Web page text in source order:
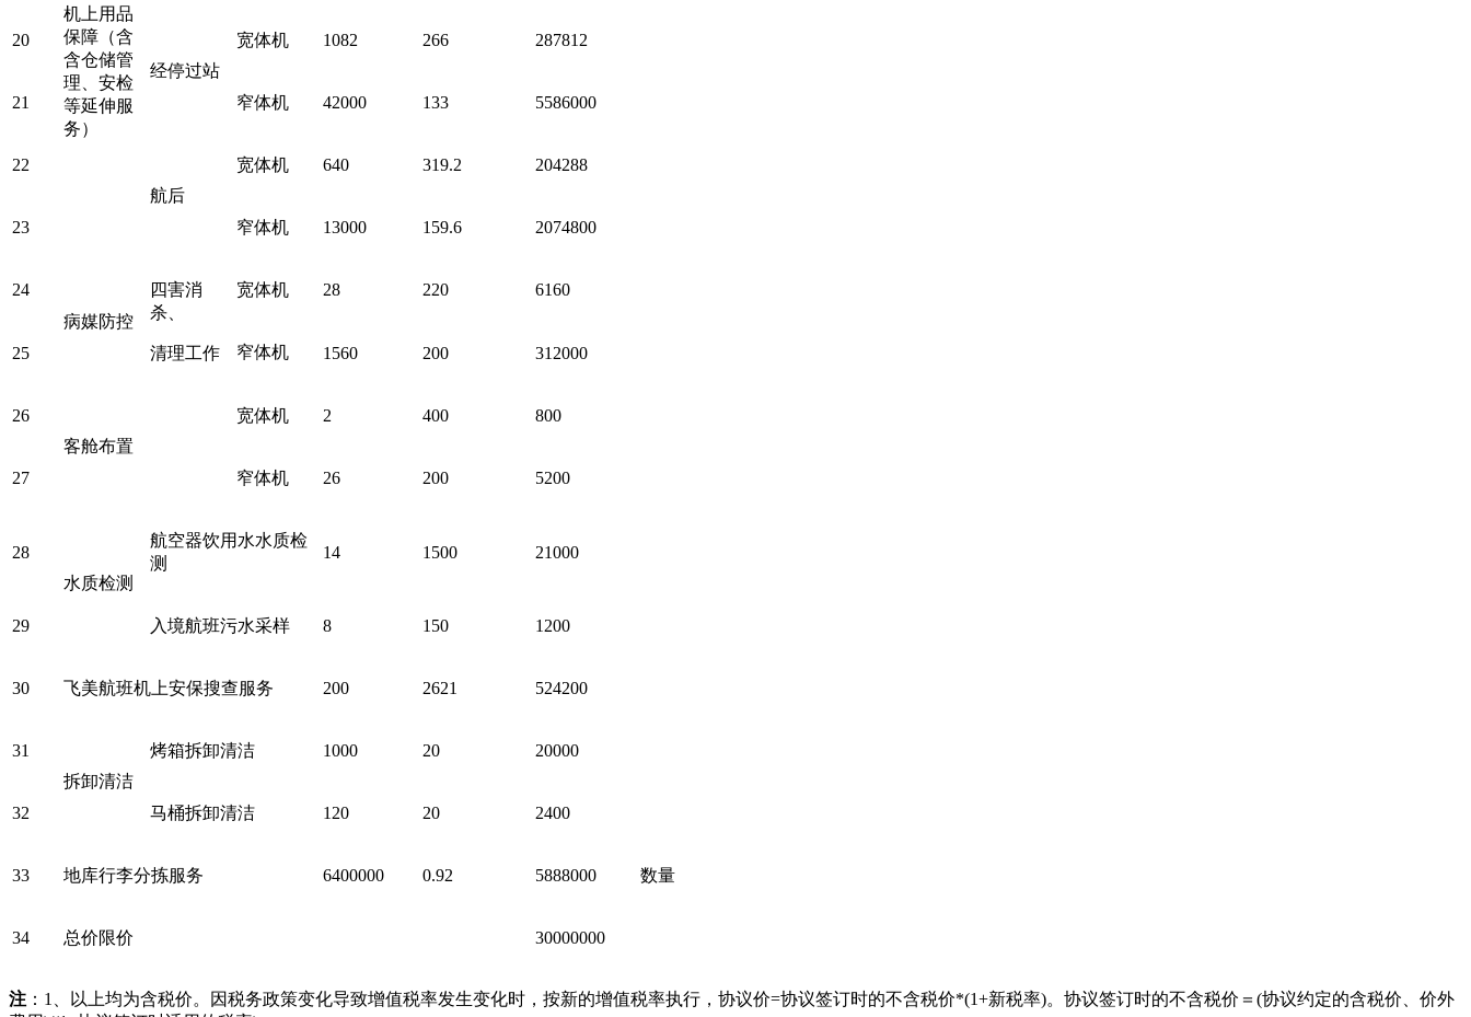
机上用品
保障（含
含仓储管
理、安检
等延伸服
务）
20
经停过站
宽体机 1082 266 287812
21 窄体机 42000 133 5586000
22
航后
宽体机 640 319.2 204288
23 窄体机 13000 159.6 2074800
24
病媒防控
四害消
杀、
清理工作
宽体机 28 220 6160
25 窄体机 1560 200 312000
26
客舱布置
宽体机 2 400 800
27 窄体机 26 200 5200
28
水质检测
航空器饮用水水质检
测
14 1500 21000
29 入境航班污水采样 8 150 1200
30 飞美航班机上安保搜查服务 200 2621 524200
31
拆卸清洁
烤箱拆卸清洁 1000 20 20000
32 马桶拆卸清洁 120 20 2400
33 地库行李分拣服务 6400000 0.92 5888000 数量
34 总价限价 30000000
注 ： 1、以上均为含税价。因税务政策变化导致增值税率发生变化时，按新的增值税率执行，协议价=协议签订时的不含税价*(1+新税率)。协议签订时的不含税价＝(协议约定的含税价、价外